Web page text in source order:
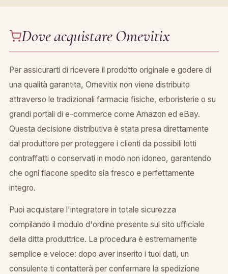
Dove acquistare Omevitix
Per assicurarti di ricevere il prodotto originale e godere di
una qualità garantita, Omevitix non viene distribuito
attraverso le tradizionali farmacie fisiche, erboristerie o su
grandi portali di e-commerce come Amazon ed eBay.
Questa decisione distributiva è stata presa direttamente
dal produttore per proteggere i clienti da possibili lotti
contraffatti o conservati in modo non idoneo, garantendo
che ogni flacone spedito sia fresco e perfettamente
integro.
Puoi acquistare l'integratore in totale sicurezza
compilando il modulo d'ordine presente sul sito ufficiale
della ditta produttrice. La procedura è estremamente
semplice e veloce: dopo aver inserito i tuoi dati, un
consulente ti contatterà per confermare la spedizione